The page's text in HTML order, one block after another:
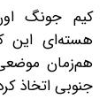
کیم جونگ
هسته‌ای این
هم‌زمان
جنوبی اتخاذ